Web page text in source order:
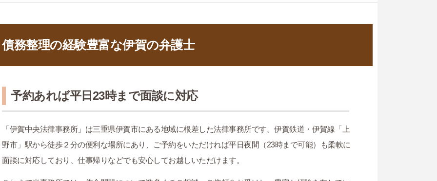
債務整理の経験豊富な伊賀の弁護士
予約あれば平日23時まで面談に対応
「伊賀中央法律事務所」は三重県伊賀市にある地域に根差した法律事務所です。伊賀鉄道・伊賀線「上
野市」駅から徒歩２分の便利な場所にあり、ご予約をいただければ平日夜間（23時まで可能）も柔軟に
面談に対応しており、仕事帰りなどでも安心してお越しいただけます。